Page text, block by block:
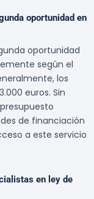
oportunidad en
oportunidad
según el
los
euros. Sin
de financiación
a este servicio
en ley de